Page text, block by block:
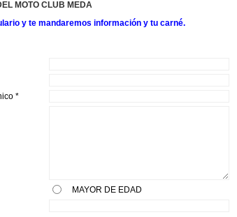
Supercross 2011
Temporada 2010
MOTO CLUB MEDA
y te mandaremos información y tu carné.
*
MAYOR DE EDAD